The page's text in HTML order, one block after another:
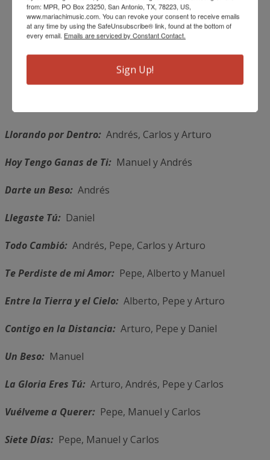
Daniel Martínez
José “Pepe” Martínez Jr.
Arturo Vargas
Llorando por Dentro: Andrés, Carlos y Arturo
Hoy Tengo Ganas de Ti: Manuel y Andrés
Darte un Beso: Andrés
Llegaste Tú: Daniel
Todo Cambió: Andrés, Pepe, Carlos y Arturo
Te Perdiste de mi Amor: Pepe, Alberto y Manuel
Entre la Tierra y el Cielo: Alberto, Pepe y Arturo
Contigo en la Distancia: Arturo, Pepe y Daniel
Un Beso: Manuel
La Gloria Eres Tú: Arturo, Andrés, Pepe y Carlos
Vuélveme a Querer: Pepe, Manuel y Carlos
Siete Días: Pepe, Manuel y Carlos
from: MPR, PO Box 23250, San Antonio, TX, 78223, US,
www.mariachimusic.com. You can revoke your consent to receive emails
at any time by using the SafeUnsubscribe® link, found at the bottom of
every email. Emails are serviced by Constant Contact.
Sign Up!